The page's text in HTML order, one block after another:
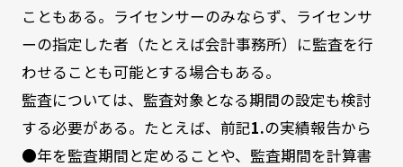
こともある。ライセンサーのみならず、ライセンサ
ーの指定した者（たとえば会計事務所）に監査を行
わせることも可能とする場合もある。
監査については、監査対象となる期間の設定も検討
する必要がある。たとえば、前記1.の実績報告から
●年を監査期間と定めることや、監査期間を計算書